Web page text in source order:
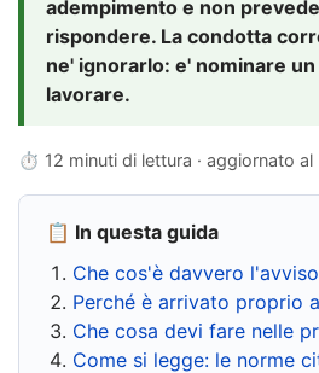
adempimento e non
rispondere. La condotta
ne' ignorarlo: e' nominare
lavorare.
⏱ 12 minuti di lettura · aggiornato al
📋 In questa guida
Che cos'è davvero
Perché è arrivato proprio
Che cosa devi fare nelle
Come si legge: le norme